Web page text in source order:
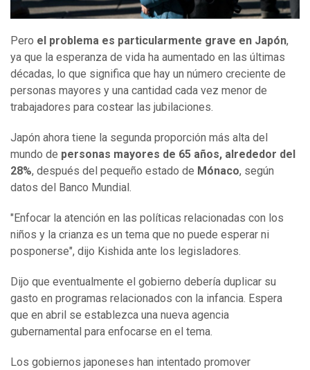
Pero el problema es particularmente grave en Japón,
ya que la esperanza de vida ha aumentado en las últimas
décadas, lo que significa que hay un número creciente de
personas mayores y una cantidad cada vez menor de
trabajadores para costear las jubilaciones.
Japón ahora tiene la segunda proporción más alta del
mundo de personas mayores de 65 años, alrededor del
28%, después del pequeño estado de Mónaco, según
datos del Banco Mundial.
"Enfocar la atención en las políticas relacionadas con los
niños y la crianza es un tema que no puede esperar ni
posponerse", dijo Kishida ante los legisladores.
Dijo que eventualmente el gobierno debería duplicar su
gasto en programas relacionados con la infancia. Espera
que en abril se establezca una nueva agencia
gubernamental para enfocarse en el tema.
Los gobiernos japoneses han intentado promover